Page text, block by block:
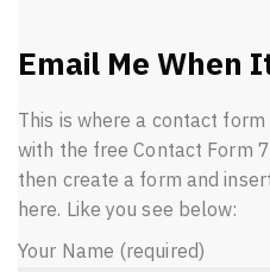
Email Me When
This is where a contact
with the free Contact Form
then create a form and
here. Like you see below:
Your Name (required)